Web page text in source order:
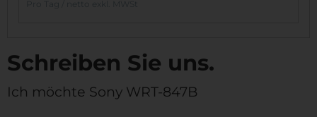
Schreiben Sie uns.
Ich möchte Sony WRT-847B